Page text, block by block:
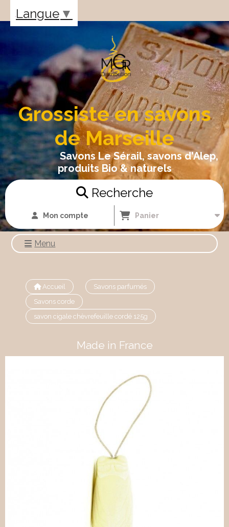
Grossiste en savons
de Marseille
Savons Le Sérail, savons d'Alep,
produits Bio & naturels
Recherche
Mon compte Panier
Menu
Accueil
Savons parfumés
Savons corde
savon cigale chèvrefeuille cordé 125g
Made in France
Langue ▼